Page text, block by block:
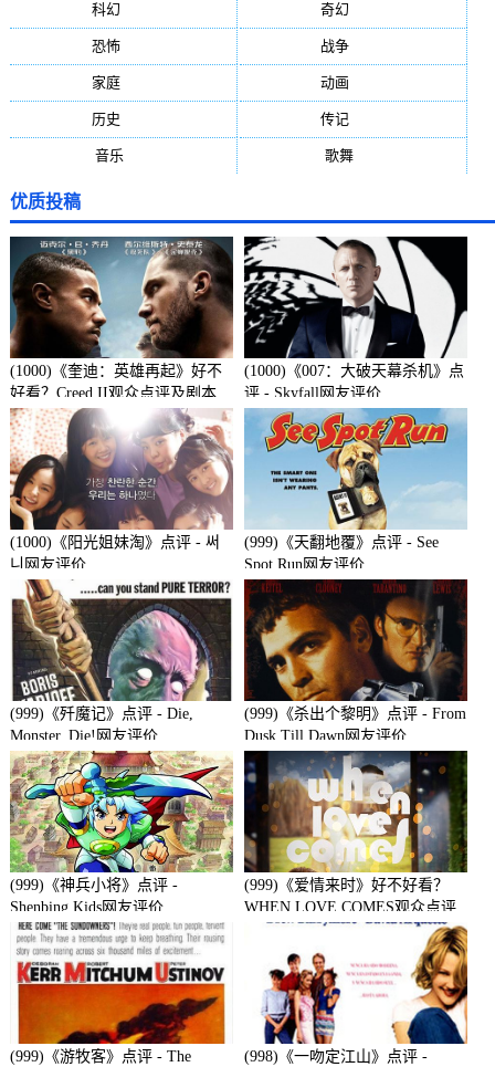
科幻 奇幻
恐怖(236) 战争
家庭(195) 动画
历史 传记
音乐 歌舞(81)
优质投稿
(1000)《奎迪：英雄再起》好不
好看？Creed II观众点评及剧本
(1000)《007：大破天幕杀机》点
评 - Skyfall网友评价
(1000)《阳光姐妹淘》点评 - 써
니网友评价
(999)《天翻地覆》点评 - See
Spot Run网友评价
(999)《歼魔记》点评 - Die,
Monster, Die!网友评价
(999)《杀出个黎明》点评 - From
Dusk Till Dawn网友评价
(999)《神兵小将》点评 -
Shenbing Kids网友评价
(999)《爱情来时》好不好看？
WHEN LOVE COMES观众点评
(999)《游牧客》点评 - The
(998)《一吻定江山》点评 -